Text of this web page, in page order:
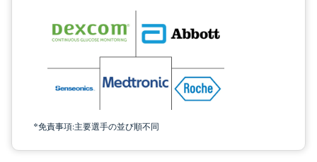
*免責事項:主要選手の並び順不同